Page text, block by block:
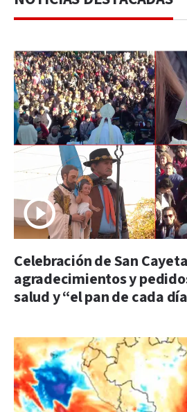
Celebración de San
agradecimientos y
salud y “el pan de cada